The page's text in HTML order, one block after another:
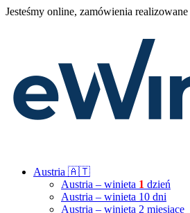
Jesteśmy online, zamówienia realizowane
Austria 🇦🇹
Austria – winieta 1 dzień
Austria – winieta 10 dni
Austria – winieta 2 miesiące